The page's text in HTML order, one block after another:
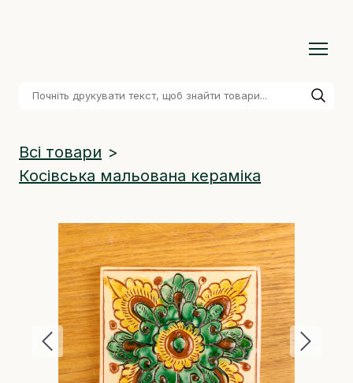
Всі товари
Косівська мальована кераміка